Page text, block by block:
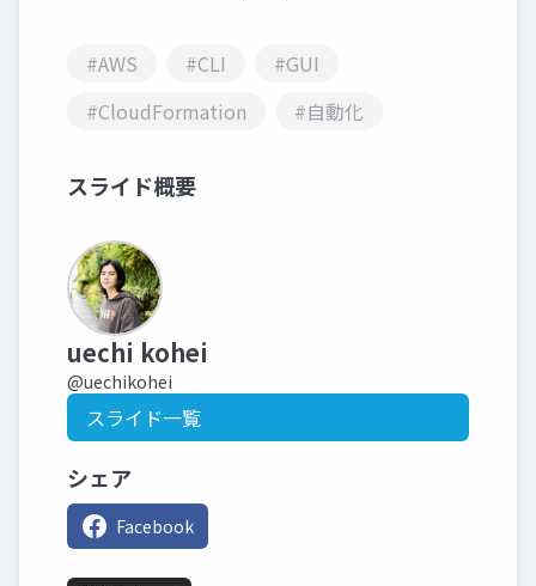
#AWS #CLI
#GUI
#CloudFormation
#自動化
スライド概要
uechi kohei
@uechikohei
スライド一覧
シェア
Facebook